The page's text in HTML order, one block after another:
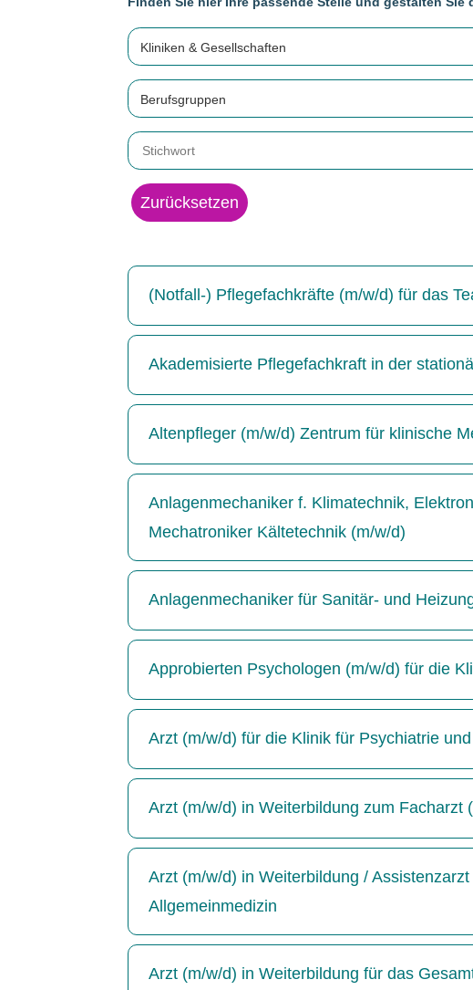
Kliniken & Gesellschaften
Berufsgruppen
Zurücksetzen
(Notfall-) Pflegefachkräfte (m/w/d) für das
Akademisierte Pflegefachkraft in der
Altenpfleger (m/w/d) Zentrum für klinische
Anlagenmechaniker f. Klimatechnik,
Mechatroniker Kältetechnik (m/w/d)
Anlagenmechaniker für Sanitär- und
Approbierten Psychologen (m/w/d) für die
Arzt (m/w/d) für die Klinik für Psychiatrie
Arzt (m/w/d) in Weiterbildung zum Facharzt
Arzt (m/w/d) in Weiterbildung /
Allgemeinmedizin
Arzt (m/w/d) in Weiterbildung für das